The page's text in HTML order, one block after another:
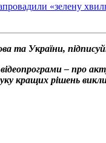
«зелену
та України,
– про
кращих рішень